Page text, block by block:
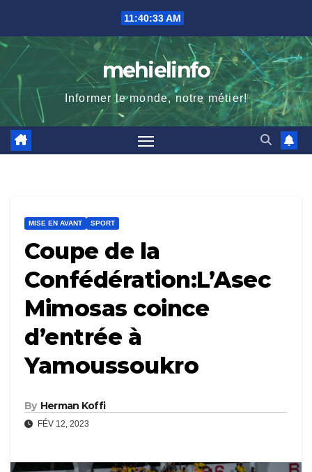
content
11:40:34 AM
mehielinfo
Informer le monde, notre métier!
MISE EN AVANT SPORT
Coupe de la
Confédération:L’Asec
Mimosas coince
d’entrée à
Yamoussoukro
By Herman Koffi
FÉV 12, 2023